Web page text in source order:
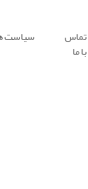
تماس
با ما
سیاست